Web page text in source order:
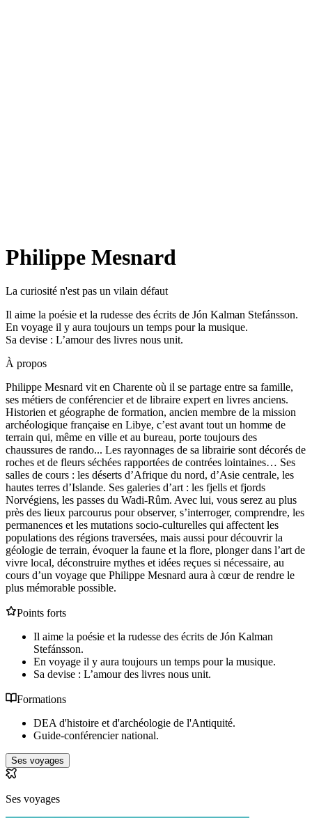
Philippe Mesnard
La curiosité n'est pas un vilain défaut
Il aime la poésie et la rudesse des écrits de Jón Kalman Stefánsson.
En voyage il y aura toujours un temps pour la musique.
Sa devise : L’amour des livres nous unit.
À propos
Philippe Mesnard vit en Charente où il se partage entre sa famille,
ses métiers de conférencier et de libraire expert en livres anciens.
Historien et géographe de formation, ancien membre de la mission
archéologique française en Libye, c’est avant tout un homme de
terrain qui, même en ville et au bureau, porte toujours des
chaussures de rando... Les rayonnages de sa librairie sont décorés de
roches et de fleurs séchées rapportées de contrées lointaines… Ses
salles de cours : les déserts d’Afrique du nord, d’Asie centrale, les
hautes terres d’Islande. Ses galeries d’art : les fjells et fjords
Norvégiens, les passes du Wadi-Rûm. Avec lui, vous serez au plus
près des lieux parcourus pour observer, s’interroger, comprendre, les
permanences et les mutations socio-culturelles qui affectent les
populations des régions traversées, mais aussi pour découvrir la
géologie de terrain, évoquer la faune et la flore, plonger dans l’art de
vivre local, déconstruire mythes et idées reçues si nécessaire, au
cours d’un voyage que Philippe Mesnard aura à cœur de rendre le
plus mémorable possible.
Points forts
Il aime la poésie et la rudesse des écrits de Jón Kalman
Stefánsson.
En voyage il y aura toujours un temps pour la musique.
Sa devise : L’amour des livres nous unit.
Formations
DEA d'histoire et d'archéologie de l'Antiquité.
Guide-conférencier national.
Ses voyages
Ses voyages